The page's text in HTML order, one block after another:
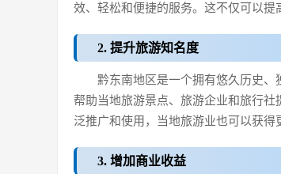
效、轻松和便捷的服务。这不仅可以提
2. 提升旅游知名度
黔东南地区是一个拥有悠久历史
帮助当地旅游景点、旅游企业和旅行
泛推广和使用，当地旅游业也可以获得
3. 增加商业收益